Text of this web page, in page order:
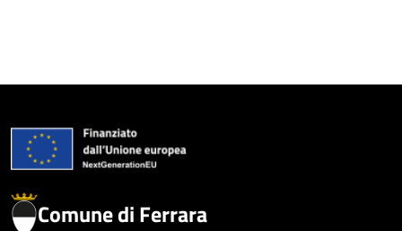
Comune di Ferrara